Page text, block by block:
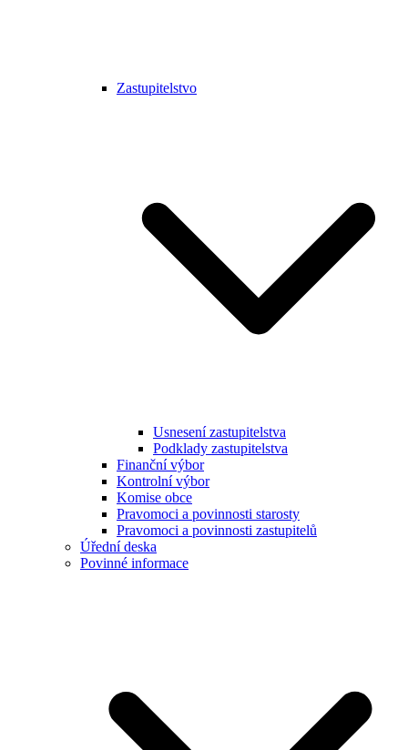
Zastupitelstvo
Usnesení zastupitelstva
Podklady zastupitelstva
Finanční výbor
Kontrolní výbor
Komise obce
Pravomoci a povinnosti starosty
Pravomoci a povinnosti zastupitelů
Úřední deska
Povinné informace